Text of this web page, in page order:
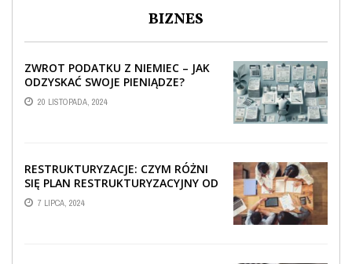
BIZNES
ZWROT PODATKU Z NIEMIEC – JAK
ODZYSKAĆ SWOJE PIENIĄDZE?
20 LISTOPADA, 2024
RESTRUKTURYZACJE: CZYM RÓŻNI
SIĘ PLAN RESTRUKTURYZACYJNY OD
WSTĘPNEGO PLANU
RESTRUKTURYZACYJNEGO?
7 LIPCA, 2024